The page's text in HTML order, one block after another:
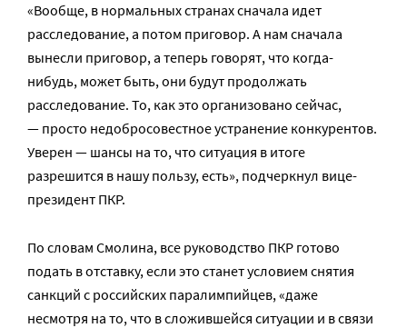
«Вообще, в нормальных странах сначала идет
расследование, а потом приговор. А нам сначала
вынесли приговор, а теперь говорят, что когда-
нибудь, может быть, они будут продолжать
расследование. То, как это организовано сейчас,
— просто недобросовестное устранение конкурентов.
Уверен — шансы на то, что ситуация в итоге
разрешится в нашу пользу, есть», подчеркнул вице-
президент ПКР.
По словам Смолина, все руководство ПКР готово
подать в отставку, если это станет условием снятия
санкций с российских паралимпийцев, «даже
несмотря на то, что в сложившейся ситуации и в связи